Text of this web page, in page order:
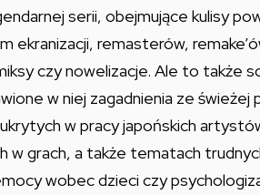
serii, obejmujące kulisy
ekranizacji, remasterów,
czy nowelizacje. Ale to także
w niej zagadnienia ze
w pracy japońskich
w grach, a także tematach
wobec dzieci czy